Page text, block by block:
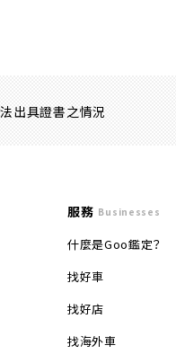
法出具證書之情況
服務 Businesses
什麼是Goo鑑定？
找好車
找好店
找海外車